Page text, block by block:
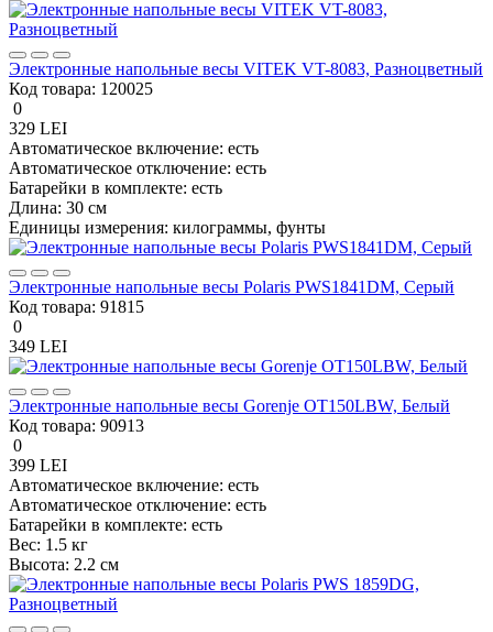
Электронные напольные весы VITEK VT-8083, Разноцветный
Код товара: 120025
0
329 LEI
Автоматическое включение: есть
Автоматическое отключение: есть
Батарейки в комплекте: есть
Длина: 30 см
Единицы измерения: килограммы, фунты
Электронные напольные весы Polaris PWS1841DM, Серый
Код товара: 91815
0
349 LEI
Электронные напольные весы Gorenje OT150LBW, Белый
Код товара: 90913
0
399 LEI
Автоматическое включение: есть
Автоматическое отключение: есть
Батарейки в комплекте: есть
Вес: 1.5 кг
Высота: 2.2 см